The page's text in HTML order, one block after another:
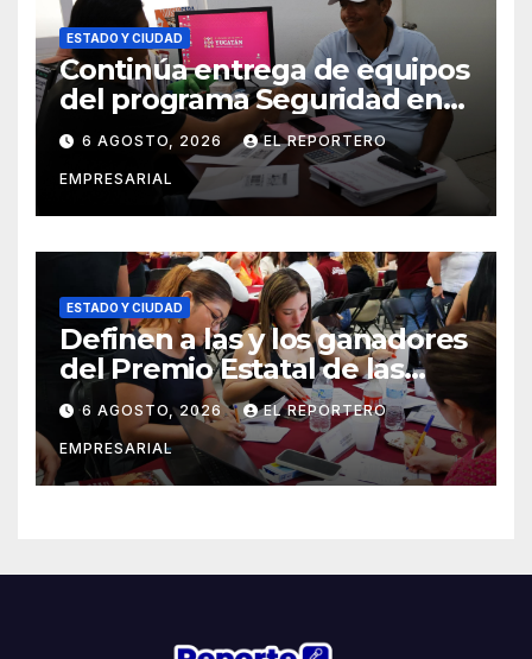
ESTADO Y CIUDAD
Continúa entrega de equipos
del programa Seguridad en
el Mar
6 AGOSTO, 2026 EL REPORTERO
EMPRESARIAL
ESTADO Y CIUDAD
Definen a las y los ganadores
del Premio Estatal de las
Juventudes 2026
6 AGOSTO, 2026 EL REPORTERO
EMPRESARIAL